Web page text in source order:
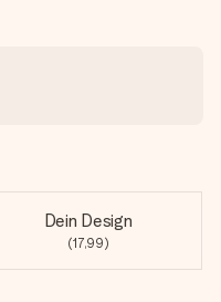
Dein Design
(17,99)